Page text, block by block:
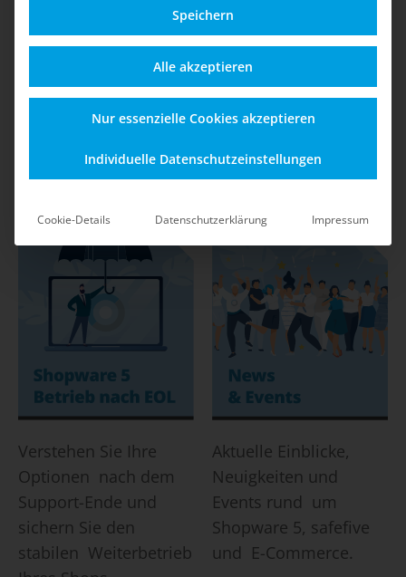
Alles zu Funktionen,
Einsatzmöglichkeiten
für einen sicheren
Shop-Betrieb durch
safefive.
Schützen Sie Ihren
Shop vor Angriffen,
Datenverlust und
rechtlichen Risiken –
mit klaren
Maßnahmen und Best
Verstehen Sie Ihre
Optionen nach dem
Support-Ende und
sichern Sie den
stabilen Weiterbetrieb
Aktuelle Einblicke,
Neuigkeiten und
Events rund um
Shopware 5, safefive
und E-Commerce.
Speichern
Alle akzeptieren
Nur essenzielle Cookies akzeptieren
Individuelle Datenschutzeinstellungen
Cookie-Details Datenschutzerklärung Impressum